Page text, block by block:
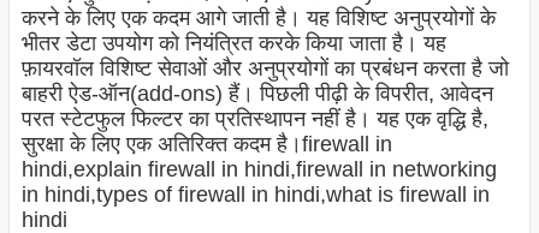
करने के लिए एक कदम आगे जाती है। यह विशिष्ट अनुप्रयोगों के
भीतर डेटा उपयोग को नियंत्रित करके किया जाता है। यह
फ़ायरवॉल विशिष्ट सेवाओं और अनुप्रयोगों का प्रबंधन करता है जो
बाहरी ऐड-ऑन(add-ons) हैं। पिछली पीढ़ी के विपरीत, आवेदन
परत स्टेटफुल फिल्टर का प्रतिस्थापन नहीं है। यह एक वृद्धि है,
सुरक्षा के लिए एक अतिरिक्त कदम है।firewall in
hindi,explain firewall in hindi,firewall in networking
in hindi,types of firewall in hindi,what is firewall in
hindi